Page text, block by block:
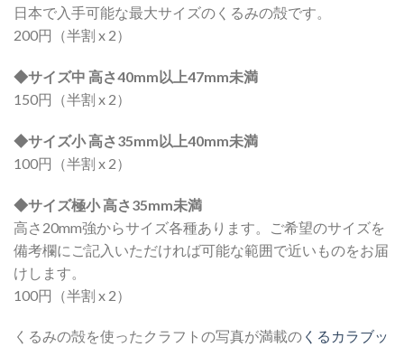
日本で入手可能な最大サイズのくるみの殻です。
200円（半割 x 2）
◆サイズ中 高さ40mm以上47mm未満
150円（半割 x 2）
◆サイズ小 高さ35mm以上40mm未満
100円（半割 x 2）
◆サイズ極小 高さ35mm未満
高さ20mm強からサイズ各種あります。ご希望のサイズを
備考欄にご記入いただければ可能な範囲で近いものをお届
けします。
100円（半割 x 2）
くるみの殻を使ったクラフトの写真が満載の くるカラブッ